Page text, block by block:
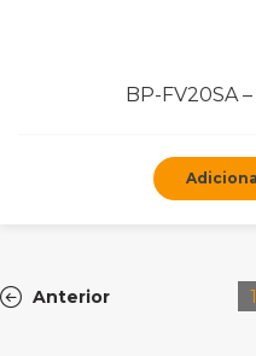
BP-FV20SA
Anterior 1